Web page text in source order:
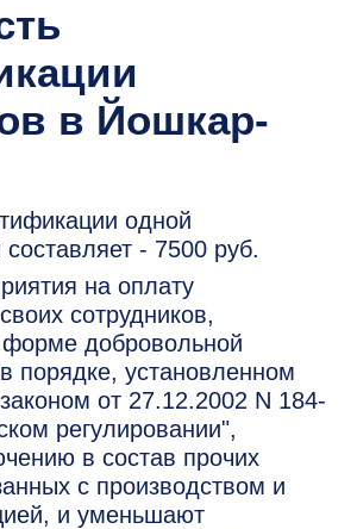
в Йошкар-
одной
- 7500 руб.
на оплату
сотрудников,
добровольной
порядке, установленном
от 27.12.2002 N 184-
регулировании",
в состав прочих
с производством и
и уменьшают